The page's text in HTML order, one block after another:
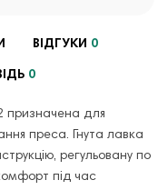
ВІДГУКИ 0
0
призначена для
преса. Гнута лавка
регульовану по
під час